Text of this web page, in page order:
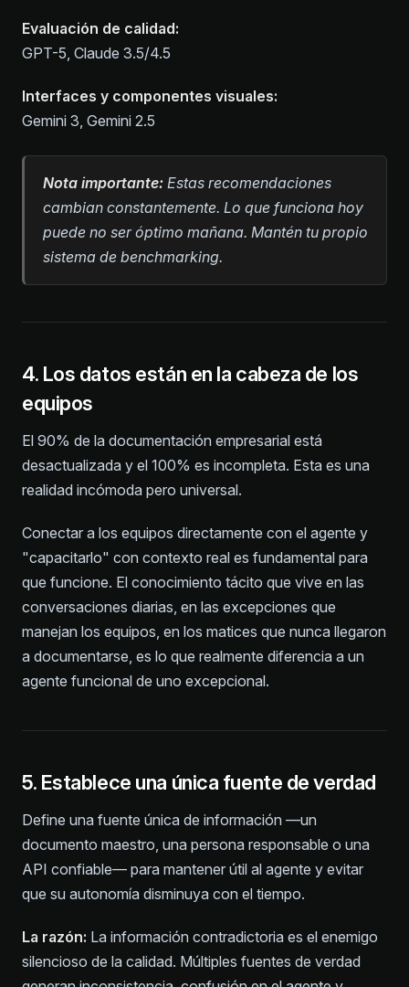
Evaluación de calidad:
GPT-5, Claude 3.5/4.5
Interfaces y componentes visuales:
Gemini 3, Gemini 2.5
Nota importante: Estas recomendaciones
cambian constantemente. Lo que funciona hoy
puede no ser óptimo mañana. Mantén tu propio
sistema de benchmarking.
4. Los datos están en la cabeza de los
equipos
El 90% de la documentación empresarial está
desactualizada y el 100% es incompleta. Esta es una
realidad incómoda pero universal.
Conectar a los equipos directamente con el agente y
"capacitarlo" con contexto real es fundamental para
que funcione. El conocimiento tácito que vive en las
conversaciones diarias, en las excepciones que
manejan los equipos, en los matices que nunca llegaron
a documentarse, es lo que realmente diferencia a un
agente funcional de uno excepcional.
5. Establece una única fuente de verdad
Define una fuente única de información —un
documento maestro, una persona responsable o una
API confiable— para mantener útil al agente y evitar
que su autonomía disminuya con el tiempo.
La razón: La información contradictoria es el enemigo
silencioso de la calidad. Múltiples fuentes de verdad